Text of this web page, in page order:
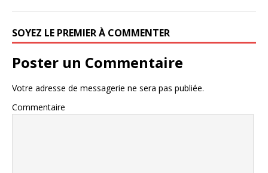
SOYEZ LE PREMIER À COMMENTER
Poster un Commentaire
Votre adresse de messagerie ne sera pas publiée.
Commentaire